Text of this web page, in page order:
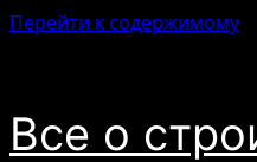
Перейти к содержимому
Все о